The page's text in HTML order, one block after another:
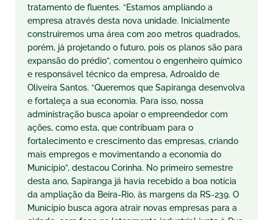
tratamento de fluentes. “Estamos ampliando a
empresa através desta nova unidade. Inicialmente
construiremos uma área com 200 metros quadrados,
porém, já projetando o futuro, pois os planos são para
expansão do prédio”, comentou o engenheiro químico
e responsável técnico da empresa, Adroaldo de
Oliveira Santos. “Queremos que Sapiranga desenvolva
e fortaleça a sua economia. Para isso, nossa
administração busca apoiar o empreendedor com
ações, como esta, que contribuam para o
fortalecimento e crescimento das empresas, criando
mais empregos e movimentando a economia do
Município”, destacou Corinha. No primeiro semestre
desta ano, Sapiranga já havia recebido a boa notícia
da ampliação da Beira-Rio, às margens da RS-239. O
Município busca agora atrair novas empresas para a